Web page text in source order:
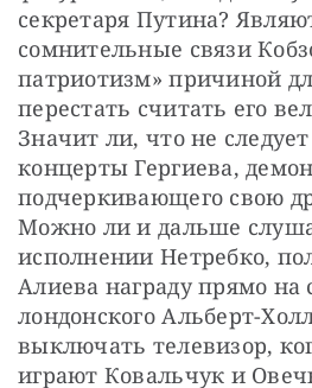
секретаря Путина?
сомнительные связи
патриотизм» причиной
перестать считать его
Значит ли, что не
концерты Гергиева,
подчеркивающего свою
Можно ли и дальше
исполнении Нетребко,
Алиева награду прямо на
лондонского Альберт-
выключать телевизор,
играют Ковальчук и